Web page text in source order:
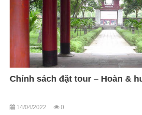
Chính sách đặt tour – Hoàn &
14/04/2022 0